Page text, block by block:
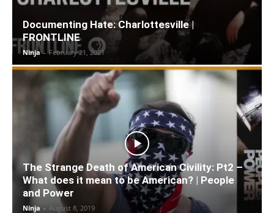
Documenting Hate: Charlottesville |
FRONTLINE
Ninja - February 21, 2021
The Strange Death of American Civility: Pt2 –
What does it mean to be American? | People
and Power
Ninja - August 8, 2019